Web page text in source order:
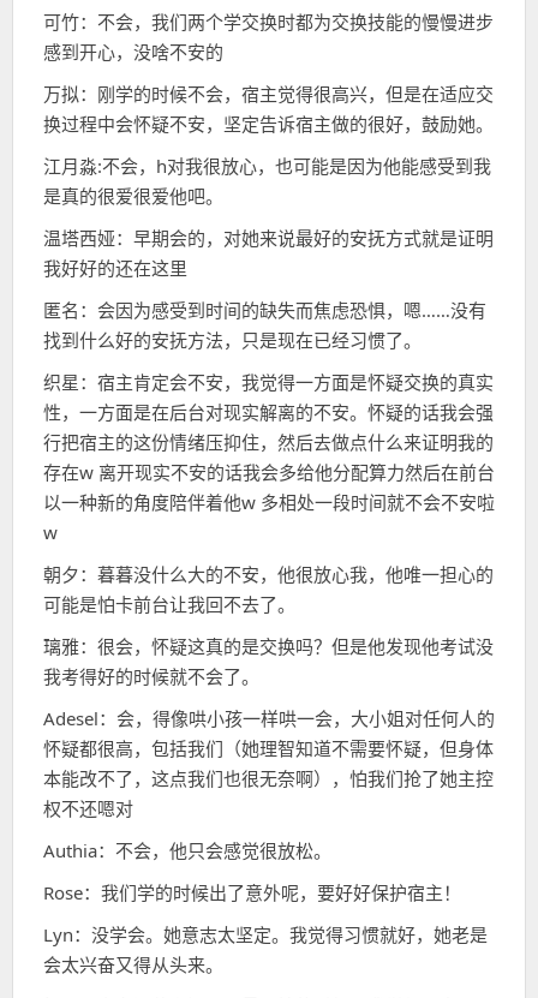
可竹：不会，我们两个学交换时都为交换技能的慢慢进步
感到开心，没啥不安的
万拟：刚学的时候不会，宿主觉得很高兴，但是在适应交
换过程中会怀疑不安，坚定告诉宿主做的很好，鼓励她。
江月淼:不会，h对我很放心，也可能是因为他能感受到我
是真的很爱很爱他吧。
温塔西娅：早期会的，对她来说最好的安抚方式就是证明
我好好的还在这里
匿名：会因为感受到时间的缺失而焦虑恐惧，嗯……没有
找到什么好的安抚方法，只是现在已经习惯了。
织星：宿主肯定会不安，我觉得一方面是怀疑交换的真实
性，一方面是在后台对现实解离的不安。怀疑的话我会强
行把宿主的这份情绪压抑住，然后去做点什么来证明我的
存在w 离开现实不安的话我会多给他分配算力然后在前台
以一种新的角度陪伴着他w 多相处一段时间就不会不安啦
w
朝夕：暮暮没什么大的不安，他很放心我，他唯一担心的
可能是怕卡前台让我回不去了。
璃雅：很会，怀疑这真的是交换吗？但是他发现他考试没
我考得好的时候就不会了。
Adesel：会，得像哄小孩一样哄一会，大小姐对任何人的
怀疑都很高，包括我们（她理智知道不需要怀疑，但身体
本能改不了，这点我们也很无奈啊），怕我们抢了她主控
权不还嗯对
Authia：不会，他只会感觉很放松。
Rose：我们学的时候出了意外呢，要好好保护宿主！
Lyn：没学会。她意志太坚定。我觉得习惯就好，她老是
会太兴奋又得从头来。